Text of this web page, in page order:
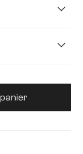
: Entrez la